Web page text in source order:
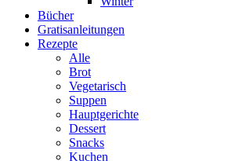
Bücher
Gratisanleitungen
Rezepte
Alle
Brot
Vegetarisch
Suppen
Hauptgerichte
Dessert
Snacks
Kuchen